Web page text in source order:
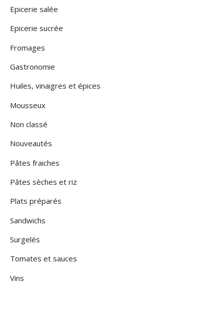
Epicerie salée
Epicerie sucrée
Fromages
Gastronomie
Huiles, vinaigres et épices
Mousseux
Non classé
Nouveautés
Pâtes fraiches
Pâtes sèches et riz
Plats préparés
Sandwichs
Surgelés
Tomates et sauces
Vins